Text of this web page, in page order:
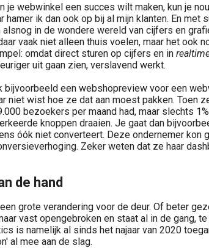
je webwinkel een succes wilt maken, kun je
hamer ik dan ook op bij al mijn klanten. En met
alsnog in de wondere wereld van cijfers en
vaak niet alleen thuis voelen, maar het ook
omdat direct sturen op cijfers en in
uit gaan zien, verslavend werkt.
bijvoorbeeld een webshopreview voor een
niet wist hoe ze dat aan moest pakken. Toen
bezoekers per maand had, maar slechts
knoppen draaien. Je gaat dan
óók niet converteert. Deze ondernemer kon
Zeker weten dat ze haar
de hand
grote verandering voor de deur. Of beter
vast opengebroken en staat al in de gang,
is namelijk al sinds het najaar van 2020
al mee aan de slag.